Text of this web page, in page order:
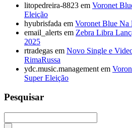
litopedreira-8823 em Voronet
Eleição
hyubrisfada em Voronet Blue Na
email_alerts em Zebra Libra
2025
rtradegas em Novo Single e
RimaRussa
ydc.music.management em
Super Eleição
Pesquisar